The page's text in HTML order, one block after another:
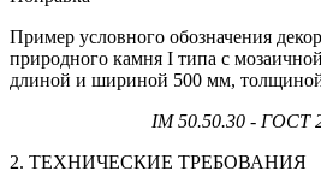
Пример условного обозначения
природного камня I типа с
длиной и шириной 500 мм,
IM 50.50.30 - ГОСТ
2. ТЕХНИЧЕСКИЕ ТРЕБОВАНИЯ